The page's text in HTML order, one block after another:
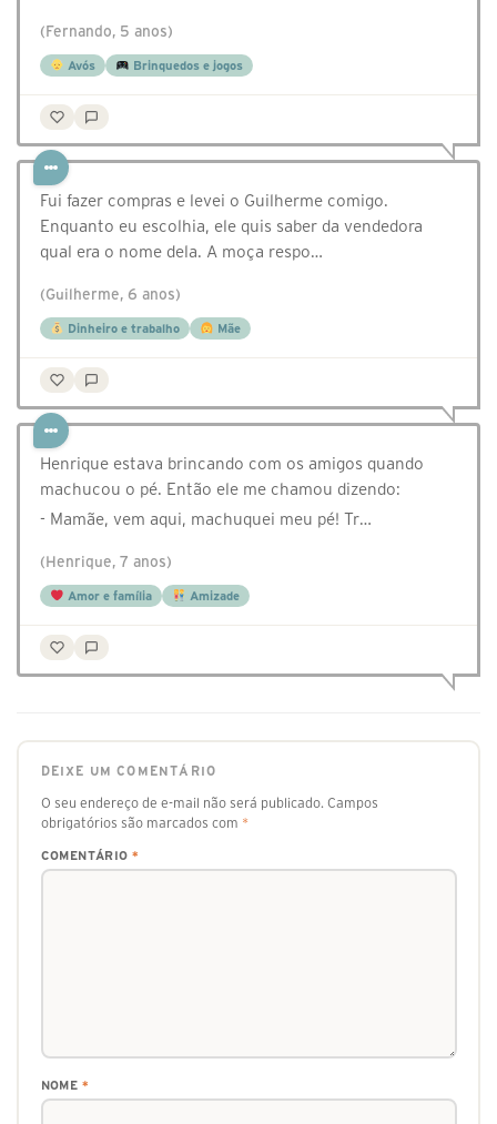
(Fernando, 5 anos)
Avós Brinquedos e jogos
Fui fazer compras e levei o Guilherme comigo.
Enquanto eu escolhia, ele quis saber da vendedora
qual era o nome dela. A moça respo…
(Guilherme, 6 anos)
Dinheiro e trabalho Mãe
Henrique estava brincando com os amigos quando
machucou o pé. Então ele me chamou dizendo:
- Mamãe, vem aqui, machuquei meu pé! Tr…
(Henrique, 7 anos)
Amor e família Amizade
DEIXE UM COMENTÁRIO
O seu endereço de e-mail não será publicado. Campos
obrigatórios são marcados com *
COMENTÁRIO *
NOME *